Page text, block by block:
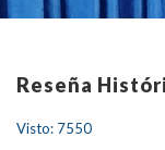
Reseña
Visto: 7550